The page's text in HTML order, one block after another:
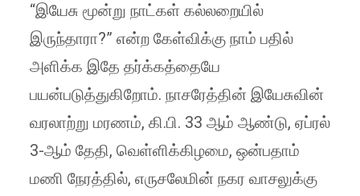
“இயேசு மூன்று நாட்கள் கல்லறையில்
இருந்தாரா?” என்ற கேள்விக்கு நாம் பதில்
அளிக்க இதே தர்க்கத்தையே
பயன்படுத்துகிறோம். நாசரேத்தின் இயேசுவின்
வரலாற்று மரணம், கி.பி. 33 ஆம் ஆண்டு, ஏப்ரல்
3-ஆம் தேதி, வெள்ளிக்கிழமை, ஒன்பதாம்
மணி நேரத்தில், எருசலேமின் நகர வாசலுக்கு